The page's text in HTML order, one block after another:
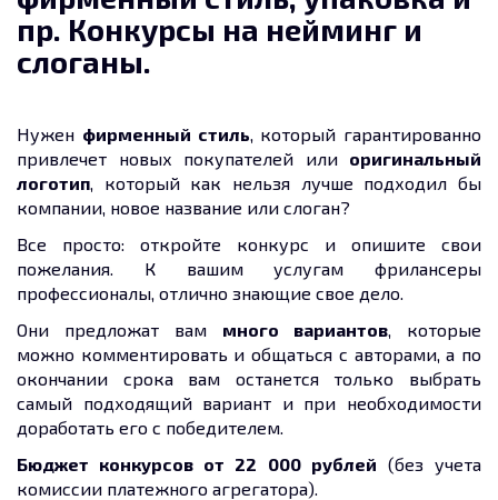
пр. Конкурсы на нейминг и
слоганы.
Нужен фирменный стиль, который гарантированно
привлечет новых покупателей или оригинальный
логотип, который как нельзя лучше подходил бы
компании, новое название или слоган?
Все просто: откройте конкурс и опишите свои
пожелания. К вашим услугам фрилансеры
профессионалы, отлично знающие свое дело.
Они предложат вам много вариантов, которые
можно комментировать и общаться с авторами, а по
окончании срока вам останется только выбрать
самый подходящий вариант и при необходимости
доработать его с победителем.
Бюджет конкурсов от 22 000 рублей (без учета
комиссии платежного агрегатора).